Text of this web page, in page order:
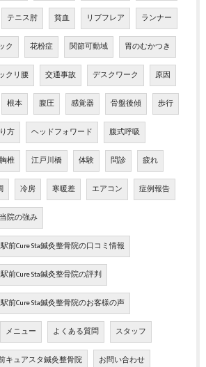
テニス肘 貧血 リブフレア ランナー
ク 花粉症 関節可動域 胃のむかつき
クリ腰 交通事故 デスクワーク 原因
根本 腹圧 感覚器 骨盤後傾 歩行
方 ヘッドフォワード 腹式呼吸
胸椎 江戸川橋 体験 問診 疲れ
冷房 寒暖差 エアコン 症例報告
当院の強み
前Cure Sta鍼灸整骨院の口コミ情報
前Cure Sta鍼灸整骨院の評判
前Cure Sta鍼灸整骨院のお客様の声
メニュー よくある質問 スタッフ
キュアスタ鍼灸整骨院 お問い合わせ